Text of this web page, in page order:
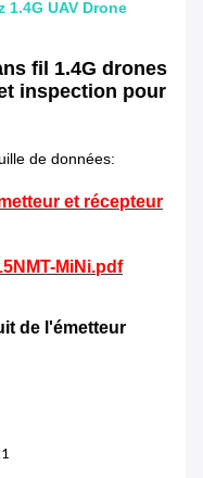
1.4G UAV Drone
fil 1.4G drones
inspection pour
de données:
et récepteur
MiNi.pdf
de l'émetteur